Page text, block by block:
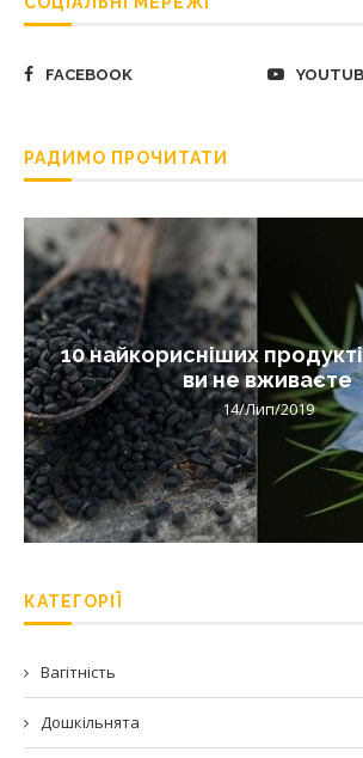
FACEBOOK
РАДИМО ПРОЧИТАТИ
10 найкорисніших
ви не вживаєте
14/Лип/2019
КАТЕГОРІЇ
Вагітність
Дошкільнята